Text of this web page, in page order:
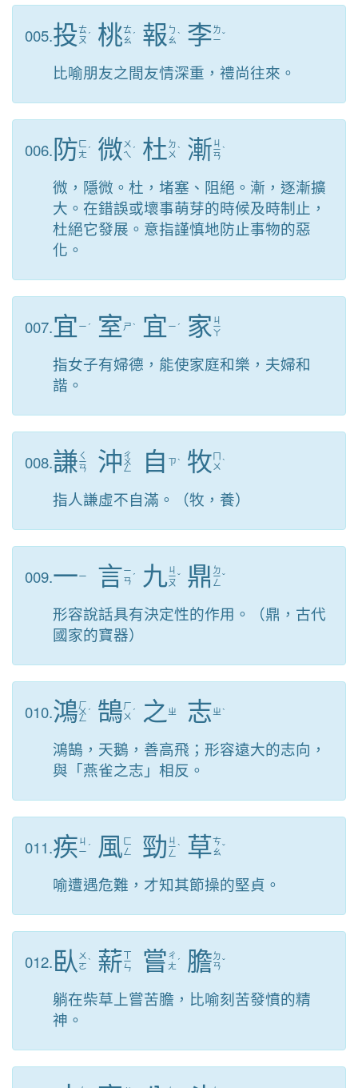
005.投ㄊ
ㄡ ˊ 桃ㄊ
ㄠ ˊ 報 ㄅ
ㄠˋ 李ㄌ
ㄧˇ
比喻朋友之間友情深重，禮尚往來。
006. 防 ㄈ
ㄤ ˊ 微 ㄨ
ㄟ ˊ 杜 ㄉ
ㄨ ˋ 漸 ㄐ
ㄧ
ㄢ
ˋ
微，隱微。杜，堵塞、阻絕。漸，逐漸擴
大。在錯誤或壞事萌芽的時候及時制止，
杜絕它發展。意指謹慎地防止事物的惡
化。
007.宜 ㄧ ˊ 室 ㄕˋ 宜 ㄧ ˊ 家 ㄐ
ㄧ
ㄚ
指女子有婦德，能使家庭和樂，夫婦和
諧。
008.謙 ㄑ
ㄧ
ㄢ 沖 ㄔ
ㄨ
ㄥ 自 ㄗˋ 牧 ㄇ
ㄨ ˋ
指人謙虛不自滿。（牧，養）
009.一ㄧ 言ㄧ
ㄢ ˊ 九ㄐ
ㄧ
ㄡ
ˇ 鼎 ㄉ
ㄧ
ㄥ
ˇ
形容說話具有決定性的作用。（鼎，古代
國家的寶器）
010.鴻ㄏ
ㄨ
ㄥ
ˊ 鵠ㄏ
ㄨ ˊ 之 ㄓ 志ㄓˋ
鴻鵠，天鵝，善高飛；形容遠大的志向，
與「燕雀之志」相反。
011.疾 ㄐ
ㄧ ˊ 風 ㄈ
ㄥ
勁 ㄐ
ㄧ
ㄥ
ˋ 草ㄘ
ㄠˇ
喻遭遇危難，才知其節操的堅貞。
012. 臥 ㄨ
ㄛˋ 薪ㄒ
ㄧ
ㄣ 嘗 ㄔ
ㄤ ˊ 膽 ㄉ
ㄢˇ
躺在柴草上嘗苦膽，比喻刻苦發憤的精
神。